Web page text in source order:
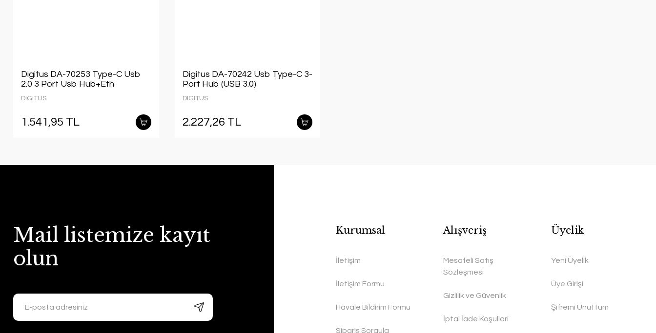
Digitus DA-70253 Type-C Usb
2.0 3 Port Usb Hub+Eth
DIGITUS
1.541,95 TL
Digitus DA-70242 Usb Type-C 3-
Port Hub (USB 3.0)
DIGITUS
2.227,26 TL
Mail listemize kayıt
olun
Kurumsal
İletişim
İletişim Formu
Havale Bildirim Formu
Sipariş Sorgula
Alışveriş
Mesafeli Satış
Sözleşmesi
Gizlilik ve Güvenlik
İptal İade Koşullari
Üyelik
Yeni Üyelik
Üye Girişi
Şifremi Unuttum